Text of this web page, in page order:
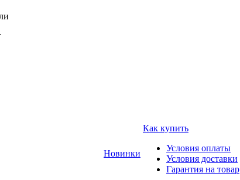
Новинки
Как купить
Условия оплаты
Условия доставки
Гарантия на товар